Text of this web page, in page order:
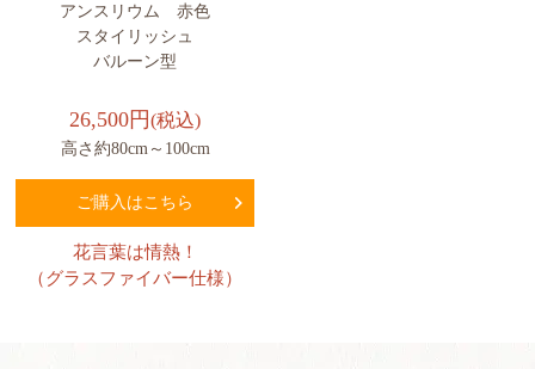
アンスリウム 赤色
スタイリッシュ
バルーン型
26,500円(税込)
高さ約80cm～100cm
ご購入はこちら
花言葉は情熱！
（グラスファイバー仕様）